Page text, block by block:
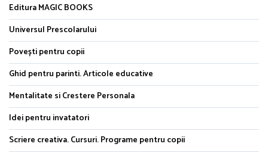
Editura MAGIC BOOKS
Universul Prescolarului
Povești pentru copii
Ghid pentru parinti. Articole educative
Mentalitate si Crestere Personala
Idei pentru invatatori
Scriere creativa. Cursuri. Programe pentru copii